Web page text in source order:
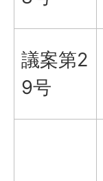
議案第2
9号